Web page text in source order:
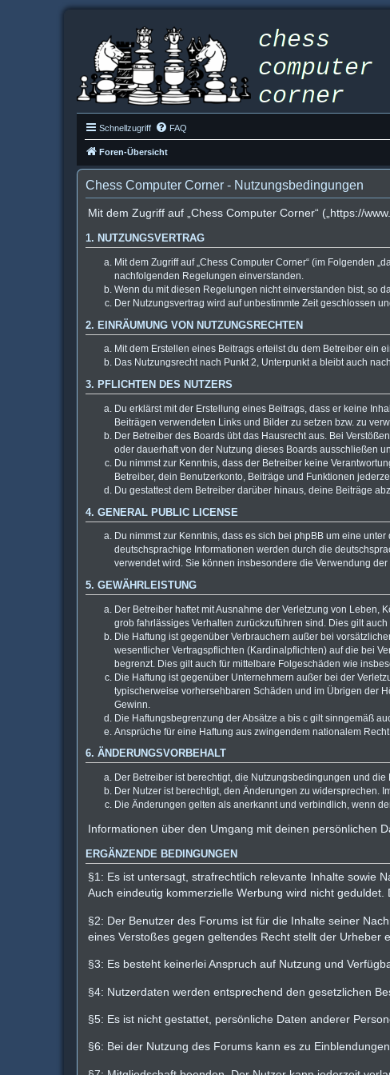
Schnellzugriff FAQ
Foren-Übersicht
Chess Computer Corner - Nutzungsbedingungen
Mit dem Zugriff auf „Chess Computer Corner“ („https://
1. NUTZUNGSVERTRAG
Mit dem Zugriff auf „Chess Computer Corner“ (im Folgenden
nachfolgenden Regelungen einverstanden.
Wenn du mit diesen Regelungen nicht einverstanden bist, so
Der Nutzungsvertrag wird auf unbestimmte Zeit geschlossen
2. EINRÄUMUNG VON NUTZUNGSRECHTEN
Mit dem Erstellen eines Beitrags erteilst du dem Betreiber ein
Das Nutzungsrecht nach Punkt 2, Unterpunkt a bleibt auch
3. PFLICHTEN DES NUTZERS
Du erklärst mit der Erstellung eines Beitrags, dass er keine
Beiträgen verwendeten Links und Bilder zu setzen bzw. zu
Der Betreiber des Boards übt das Hausrecht aus. Bei
oder dauerhaft von der Nutzung dieses Boards ausschließen
Du nimmst zur Kenntnis, dass der Betreiber keine
Betreiber, dein Benutzerkonto, Beiträge und Funktionen
Du gestattest dem Betreiber darüber hinaus, deine Beiträge
4. GENERAL PUBLIC LICENSE
Du nimmst zur Kenntnis, dass es sich bei phpBB um eine unter
deutschsprachige Informationen werden durch die
verwendet wird. Sie können insbesondere die Verwendung
5. GEWÄHRLEISTUNG
Der Betreiber haftet mit Ausnahme der Verletzung von Leben,
grob fahrlässiges Verhalten zurückzuführen sind. Dies gilt
Die Haftung ist gegenüber Verbrauchern außer bei
wesentlicher Vertragspflichten (Kardinalpflichten) auf die bei
begrenzt. Dies gilt auch für mittelbare Folgeschäden wie
Die Haftung ist gegenüber Unternehmern außer bei der
typischerweise vorhersehbaren Schäden und im Übrigen der
Gewinn.
Die Haftungsbegrenzung der Absätze a bis c gilt sinngemäß
Ansprüche für eine Haftung aus zwingendem nationalem
6. ÄNDERUNGSVORBEHALT
Der Betreiber ist berechtigt, die Nutzungsbedingungen und
Der Nutzer ist berechtigt, den Änderungen zu widersprechen.
Die Änderungen gelten als anerkannt und verbindlich, wenn
Informationen über den Umgang mit deinen persönlichen
ERGÄNZENDE BEDINGUNGEN
§1: Es ist untersagt, strafrechtlich relevante Inhalte sowie
Auch eindeutig kommerzielle Werbung wird nicht
§2: Der Benutzer des Forums ist für die Inhalte seiner
eines Verstoßes gegen geltendes Recht stellt der Urheber
§3: Es besteht keinerlei Anspruch auf Nutzung und
§4: Nutzerdaten werden entsprechend den gesetzlichen
§5: Es ist nicht gestattet, persönliche Daten anderer
§6: Bei der Nutzung des Forums kann es zu